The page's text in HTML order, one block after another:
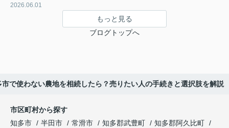
2026.06.01
もっと見る
ブログトップへ
市で使わない農地を相続したら？売りたい人の手続きと選択肢を解説
市区町村から探す
知多市
半田市 常滑市 知多郡武豊町
知多郡阿久比町